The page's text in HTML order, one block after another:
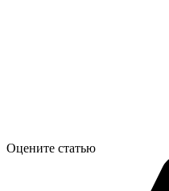
Оцените статью